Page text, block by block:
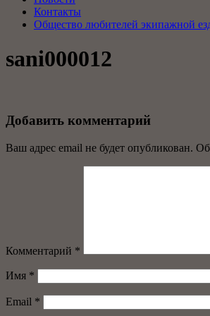
Контакты
Общество любителей экипажной
sani000012
Добавить комментарий
Ваш адрес email не будет опубликован.
Комментарий *
Имя *
Email *